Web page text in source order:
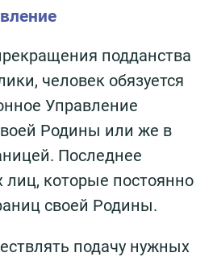
подданства
человек обязуется
Управление
Родины или же в
Последнее
лиц, которые постоянно
своей Родины.
подачу нужных